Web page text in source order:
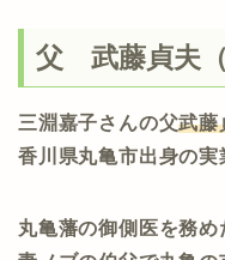
父 武藤貞夫（
三淵嘉子さんの父武藤
香川県丸亀市出身の実
丸亀藩の御側医を務め